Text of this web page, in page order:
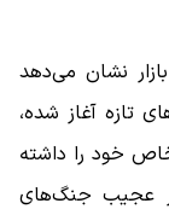
نشان می‌دهد
تازه آغاز شده،
خود را داشته
عجیب جنگ‌های